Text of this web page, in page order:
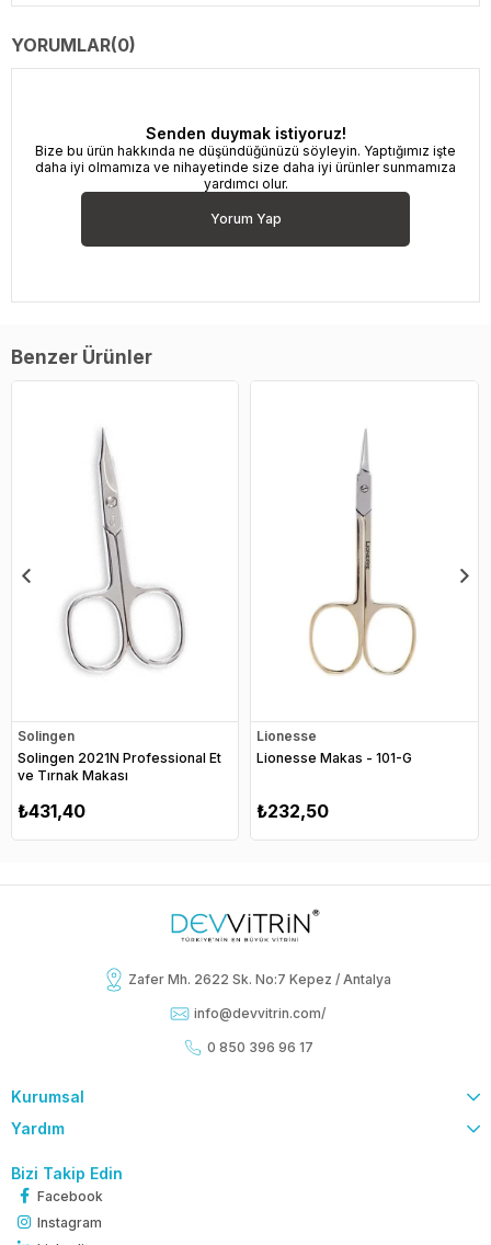
YORUMLAR(0)
Senden duymak istiyoruz!
Bize bu ürün hakkında ne düşündüğünüzü söyleyin. Yaptığımız işte
daha iyi olmamıza ve nihayetinde size daha iyi ürünler sunmamıza
yardımcı olur.
Yorum Yap
Benzer Ürünler
Solingen
Solingen 2021N Professional Et
ve Tırnak Makası
₺431,40
Lionesse
Lionesse Makas - 101-G
₺232,50
Zafer Mh. 2622 Sk. No:7 Kepez / Antalya
info@devvitrin.com/
0 850 396 96 17
Kurumsal
Yardım
Bizi Takip Edin
Facebook
Instagram